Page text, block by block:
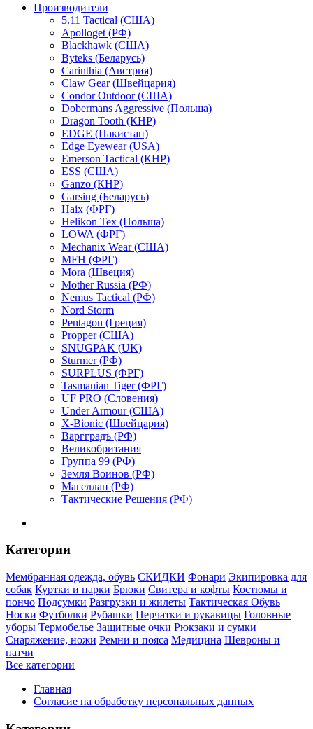
Производители
5.11 Tactical (США)
Apolloget (РФ)
Blackhawk (США)
Byteks (Беларусь)
Carinthia (Австрия)
Claw Gear (Швейцария)
Condor Outdoor (США)
Dobermans Aggressive (Польша)
Dragon Tooth (КНР)
EDGE (Пакистан)
Edge Eyewear (USA)
Emerson Tactical (КНР)
ESS (США)
Ganzo (КНР)
Garsing (Беларусь)
Haix (ФРГ)
Helikon Tex (Польша)
LOWA (ФРГ)
Mechanix Wear (США)
MFH (ФРГ)
Mora (Швеция)
Mother Russia (РФ)
Nemus Tactical (РФ)
Nord Storm
Pentagon (Греция)
Propper (США)
SNUGPAK (UK)
Sturmer (РФ)
SURPLUS (ФРГ)
Tasmanian Tiger (ФРГ)
UF PRO (Словения)
Under Armour (США)
X-Bionic (Швейцария)
Варгградъ (РФ)
Великобритания
Группа 99 (РФ)
Земля Воинов (РФ)
Магеллан (РФ)
Тактические Решения (РФ)
Категории
Мембранная одежда, обувь СКИДКИ Фонари Экипировка для
собак Куртки и парки Брюки Свитера и кофты Костюмы и
пончо Подсумки Разгрузки и жилеты Тактическая Обувь
Носки Футболки Рубашки Перчатки и рукавицы Головные
уборы Термобелье Защитные очки Рюкзаки и сумки
Снаряжение, ножи Ремни и пояса Медицина Шевроны и
патчи
Все категории
Главная
Согласие на обработку персональных данных